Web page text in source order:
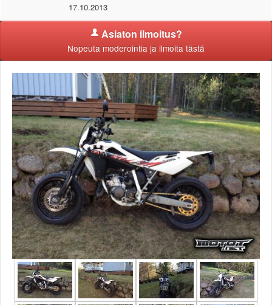
17.10.2013
Asiaton ilmoitus?
Nopeuta moderointia ja ilmoita tästä